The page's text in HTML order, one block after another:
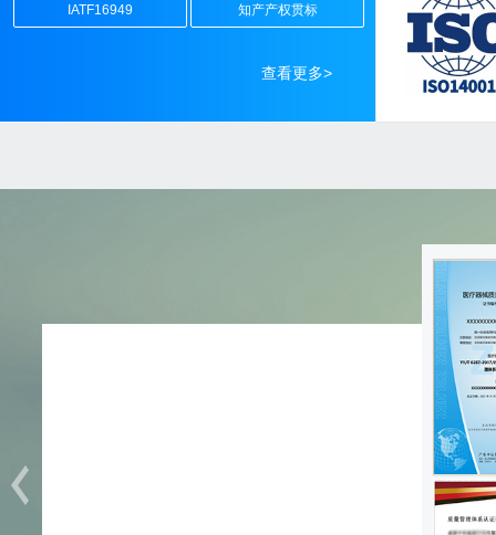
IATF16949 知产产权贯标
查看更多>